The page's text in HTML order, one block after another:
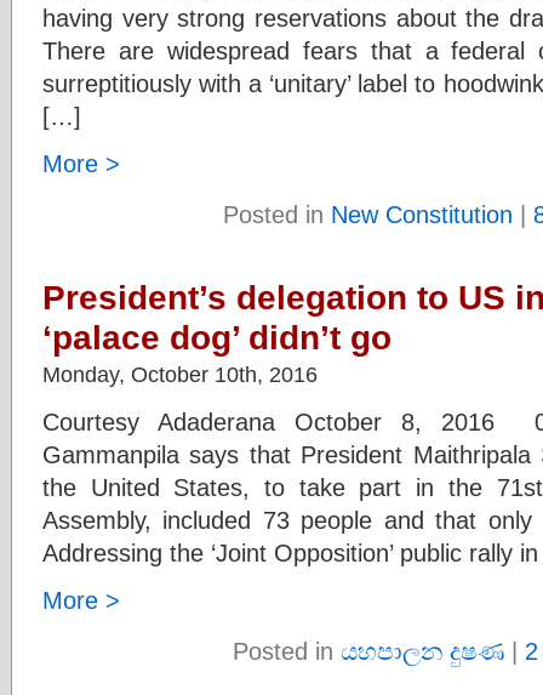
having very strong reservations about the
There are widespread fears that a federal
surreptitiously with a ‘unitary’ label to
[…]
More >
Posted in New Constitution |
President’s delegation to US
‘palace dog’ didn’t go
Monday, October 10th, 2016
Courtesy Adaderana October 8, 2016
Gammanpila says that President Maithripala
the United States, to take part in the
Assembly, included 73 people and that
Addressing the ‘Joint Opposition’ public rally
More >
Posted in යහපාලන දුෂණ|